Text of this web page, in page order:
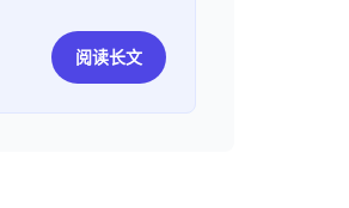
阅读长文